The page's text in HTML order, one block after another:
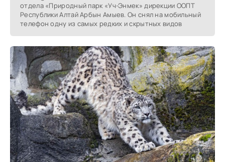
отдела «Природный парк «Уч-Энмек» дирекции ООПТ
Республики Алтай Арбын Амыев. Он снял на мобильный
телефон одну из самых редких и скрытных видов